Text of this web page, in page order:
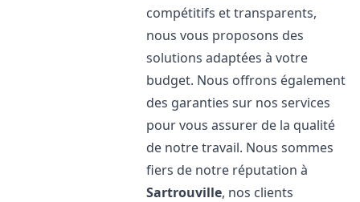
compétitifs et transparents,
nous vous proposons des
solutions adaptées à votre
budget. Nous offrons également
des garanties sur nos services
pour vous assurer de la qualité
de notre travail. Nous sommes
fiers de notre réputation à
Sartrouville, nos clients